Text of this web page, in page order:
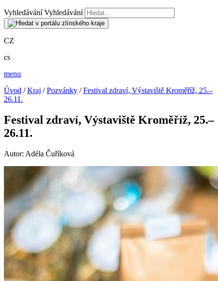
Vyhledávání Vyhledávání
CZ
cs
menu
Úvod /Kraj /Pozvánky /Festival zdraví, Výstaviště Kroměříž, 25.–
26.11.
Festival zdraví, Výstaviště Kroměříž, 25.–
26.11.
Autor: Adéla Čuříková